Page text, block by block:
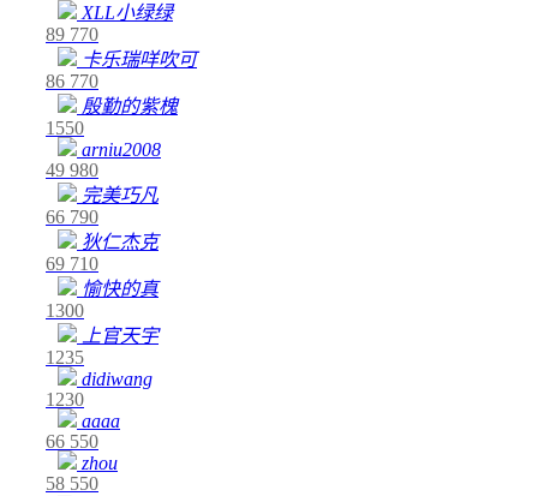
XLL小绿绿
89 770
卡乐瑞咩吹可
86 770
殷勤的紫槐
1550
arniu2008
49 980
完美巧凡
66 790
狄仁杰克
69 710
愉快的真
1300
上官天宇
1235
didiwang
1230
aaaa
66 550
zhou
58 550